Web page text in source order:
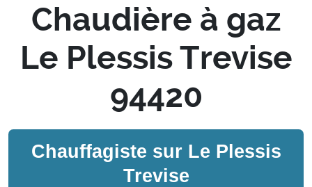
Chaudière à gaz
Le Plessis Trevise
94420
Chauffagiste sur Le Plessis
Trevise